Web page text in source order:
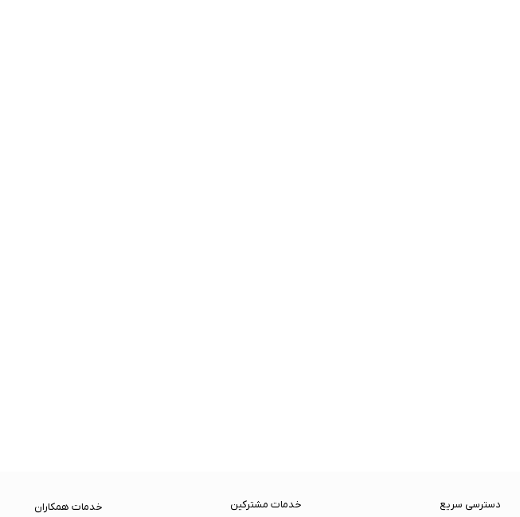
دسترسی سریع خدمات مشترکین خدمات همکاران